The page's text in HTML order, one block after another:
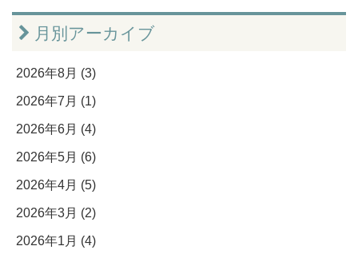
月別アーカイブ
2026年8月 (3)
2026年7月 (1)
2026年6月 (4)
2026年5月 (6)
2026年4月 (5)
2026年3月 (2)
2026年1月 (4)